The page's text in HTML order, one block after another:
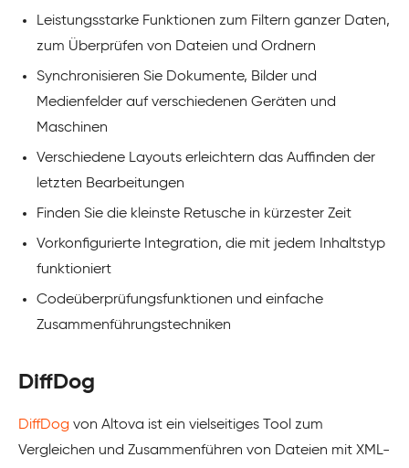
Leistungsstarke Funktionen zum Filtern ganzer Daten,
zum Überprüfen von Dateien und Ordnern
Synchronisieren Sie Dokumente, Bilder und
Medienfelder auf verschiedenen Geräten und
Maschinen
Verschiedene Layouts erleichtern das Auffinden der
letzten Bearbeitungen
Finden Sie die kleinste Retusche in kürzester Zeit
Vorkonfigurierte Integration, die mit jedem Inhaltstyp
funktioniert
Codeüberprüfungsfunktionen und einfache
Zusammenführungstechniken
DiffDog
DiffDog von Altova ist ein vielseitiges Tool zum
Vergleichen und Zusammenführen von Dateien mit XML-